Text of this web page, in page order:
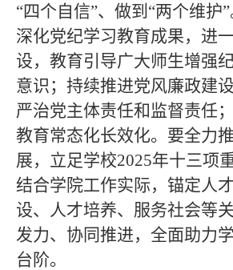
“四个自信”、做到“两个维护
深化党纪学习教育成果，进
设，教育引导广大师生增强
意识；持续推进党风廉政建
严治党主体责任和监督责任
教育常态化长效化。要全力
展，立足学校2025年十三项
结合学院工作实际，锚定人
设、人才培养、服务社会等
发力、协同推进，全面助力
台阶。